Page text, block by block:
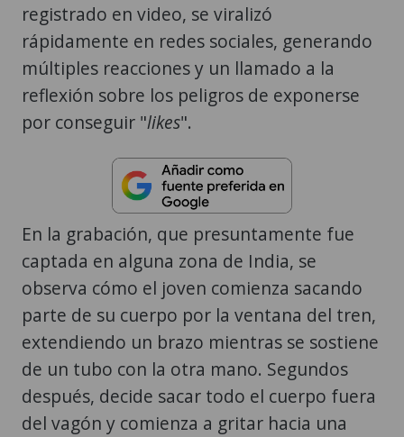
registrado en video, se viralizó
rápidamente en redes sociales, generando
múltiples reacciones y un llamado a la
reflexión sobre los peligros de exponerse
por conseguir "likes".
En la grabación, que presuntamente fue
captada en alguna zona de India, se
observa cómo el joven comienza sacando
parte de su cuerpo por la ventana del tren,
extendiendo un brazo mientras se sostiene
de un tubo con la otra mano. Segundos
después, decide sacar todo el cuerpo fuera
del vagón y comienza a gritar hacia una